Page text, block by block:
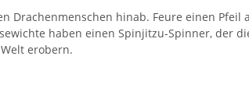
Drachenmenschen hinab. Feure einen
haben einen Spinjitzu-Spinner, der
erobern.